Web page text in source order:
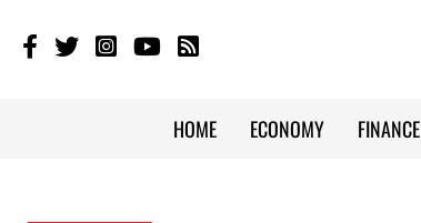
HOME ECONOMY FINANCE